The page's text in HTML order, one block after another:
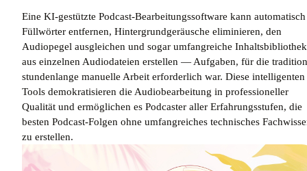
Eine KI-gestützte Podcast-Bearbeitungssoftware kann automatisch
Füllwörter entfernen, Hintergrundgeräusche eliminieren, den
Audiopegel ausgleichen und sogar umfangreiche
aus einzelnen Audiodateien erstellen — Aufgaben, für die
stundenlange manuelle Arbeit erforderlich war. Diese intelligenten
Tools demokratisieren die Audiobearbeitung in professioneller
Qualität und ermöglichen es Podcaster aller Erfahrungsstufen, die
besten Podcast-Folgen ohne umfangreiches technisches
zu erstellen.